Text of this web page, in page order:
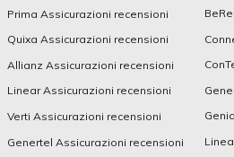
Prima Assicurazioni recensioni
Quixa Assicurazioni recensioni
Allianz Assicurazioni recensioni
Linear Assicurazioni recensioni
Verti Assicurazioni recensioni
Genertel Assicurazioni recensioni